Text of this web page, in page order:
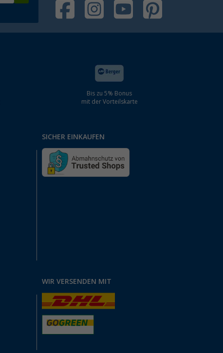
Bis zu 5% Bonus
mit der Vorteilskarte
SICHER EINKAUFEN
WIR VERSENDEN MIT